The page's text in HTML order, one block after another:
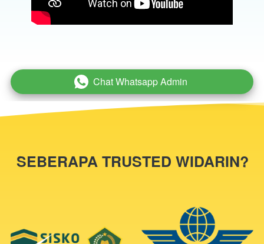
` Chat Whatsapp Admin
SEBERAPA TRUSTED WIDARIN?